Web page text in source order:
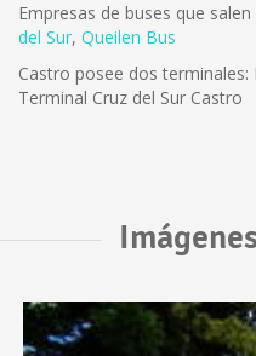
Empresas de buses que
del Sur, Queilen Bus
Castro posee dos terminales:
Terminal Cruz del Sur Castro